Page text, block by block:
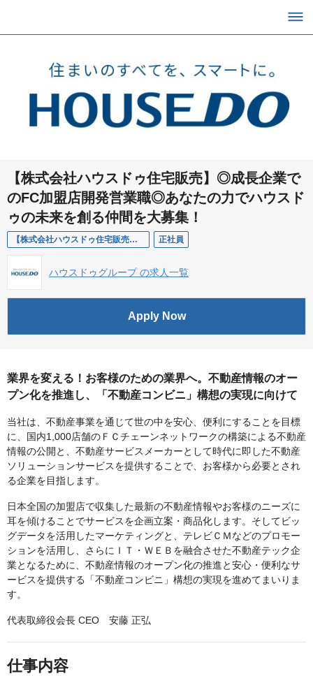
【株式会社ハウスドゥ住宅販売】◎成長企業で
のFC加盟店開発営業職◎あなたの力でハウスド
ゥの未来を創る仲間を大募集！
【株式会社ハウスドゥ住宅販売※面接1回のみ※FC加盟店開発営業職 正社員
ハウスドゥグループ の求人一覧
Apply Now
業界を変える！お客様のための業界へ。不動産情報のオー
プン化を推進し、「不動産コンビニ」構想の実現に向けて
当社は、不動産事業を通じて世の中を安心、便利にすることを目標
に、国内1,000店舗のＦＣチェーンネットワークの構築による不動産
情報の公開と、不動産サービスメーカーとして時代に即した不動産
ソリューションサービスを提供することで、お客様から必要とされ
る企業を目指します。
日本全国の加盟店で収集した最新の不動産情報やお客様のニーズに
耳を傾けることでサービスを企画立案・商品化します。そしてビッ
グデータを活用したマーケティングと、テレビＣＭなどのプロモー
ションを活用し、さらにＩＴ・ＷＥＢを融合させた不動産テック企
業となるために、不動産情報のオープン化の推進と安心・便利なサ
ービスを提供する「不動産コンビニ」構想の実現を進めてまいりま
す。
代表取締役会長 CEO 安藤 正弘
仕事内容